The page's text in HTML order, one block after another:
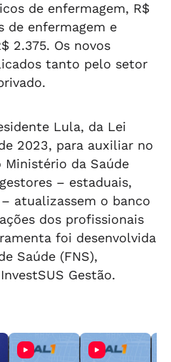
de enfermagem, R$
de enfermagem e
2.375. Os novos
tanto pelo setor
Lula, da Lei
2023, para auxiliar no
da Saúde
– estaduais,
atualizassem o banco
dos profissionais
foi desenvolvida
Saúde (FNS),
Gestão.